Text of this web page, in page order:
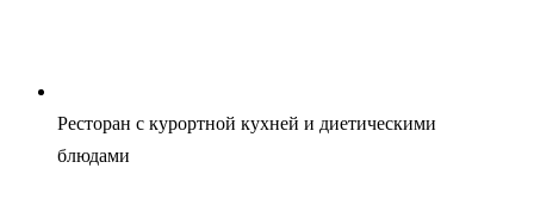
Ресторан с курортной кухней и диетическими
блюдами